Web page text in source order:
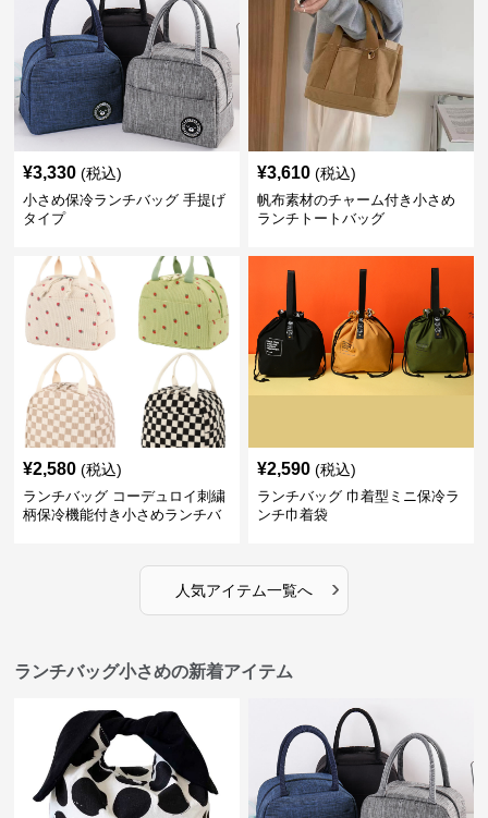
¥3,330 (税込)
小さめ保冷ランチバッグ 手提げ
タイプ
¥3,610 (税込)
帆布素材のチャーム付き小さめ
ランチトートバッグ
¥2,580 (税込)
ランチバッグ コーデュロイ刺繍
柄保冷機能付き小さめランチバ
¥2,590 (税込)
ランチバッグ 巾着型ミニ保冷ラ
ンチ巾着袋
人気アイテム一覧へ ›
ランチバッグ小さめの新着アイテム